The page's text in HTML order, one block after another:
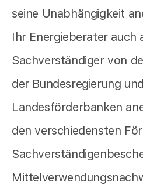
seine Unabhängigkeit
Ihr Energieberater auch
Sachverständiger von
der Bundesregierung
Landesförderbanken
den verschiedensten